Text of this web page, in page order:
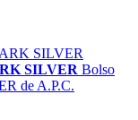
SILVER Bolso
de A.P.C.